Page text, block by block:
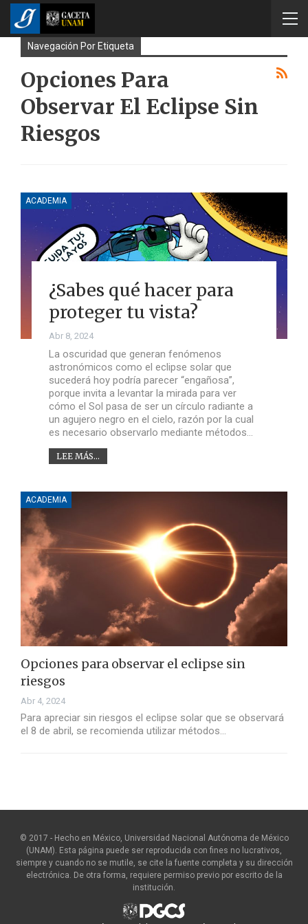
Navegación Por Etiqueta
Opciones Para
Observar El Eclipse Sin
Riesgos
ACADEMIA
¿Sabes qué hacer para
proteger tu vista?
Abr 8, 2024
La oscuridad que generan fenómenos
astronómicos como el eclipse solar que
sucederá hoy podría parecer “engañosa”,
porque invita a levantar la mirada para ver
cómo el Sol pasa de ser un círculo radiante a
un agujero negro en el cielo, razón por la cual
es necesario observarlo mediante métodos…
LEE MÁS...
ACADEMIA
Opciones para observar el eclipse sin
riesgos
Abr 4, 2024
Para apreciar sin riesgos el eclipse solar que se observará
el 8 de abril, se recomienda utilizar métodos…
© 2017 - Hecho en México, Universidad Nacional Autónoma de México
(UNAM). Esta página puede ser reproducida con fines no lucrativos,
siempre y cuando no se mutile, se cite la fuente completa y su dirección
electrónica. De otra forma, requiere permiso previo por escrito de la
institución.